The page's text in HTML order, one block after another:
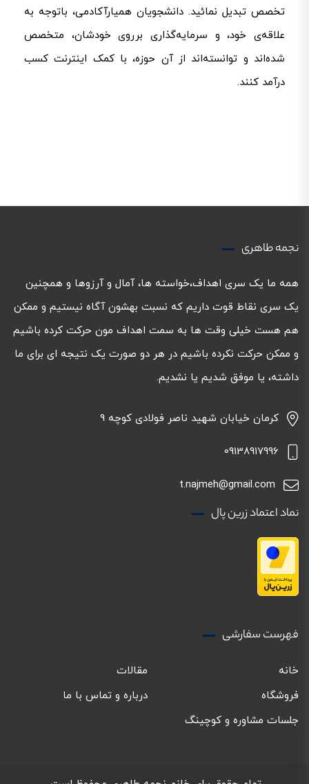
تخصص تبدیل نمائید. دانشجویان همیارآکادمی، باتوجه به
علاقه‌ی خود، و سرمایه‌گذاری برروی خودشان، متخصص
شده‌اند و توانسته‌اند از آن حوزه، با کمک اینترنت کسب
درآمد کنند.
نجمه طاهری
همه ما یک سری اهداف،خواسته ها، آمال و آرزوها و همچنین
یک سری نقاط قوت داریم که نسبت بهشون آگاه نیستیم و ممکن
هم هست خیلی وقت ها به سمت اهداف مون حرکت کرده باشیم
و ممکن حرکت نکرده باشیم در هر دو صورت یک نتیجه ای برای ما
داشته، یا موفق شدیم یا نشدیم.
کرمان خیابان شهید ناصر فولادی کوچه 9
09138917996
t.najmeh@gmail.com
نماد اعتماد زرین پال
فهرست سفارشی
خانه
مقالات
فروشگاه
درباره و تماس با ما
جلسات مشاوره و کوچینگ